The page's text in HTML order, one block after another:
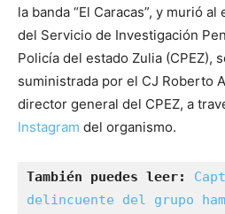
la banda “El Caracas”, y murió
del Servicio de Investigación
Policía del estado Zulia (CPEZ),
suministrada por el CJ Roberto
director general del CPEZ, a
Instagram del organismo.
También puedes leer:
delincuente del grupo